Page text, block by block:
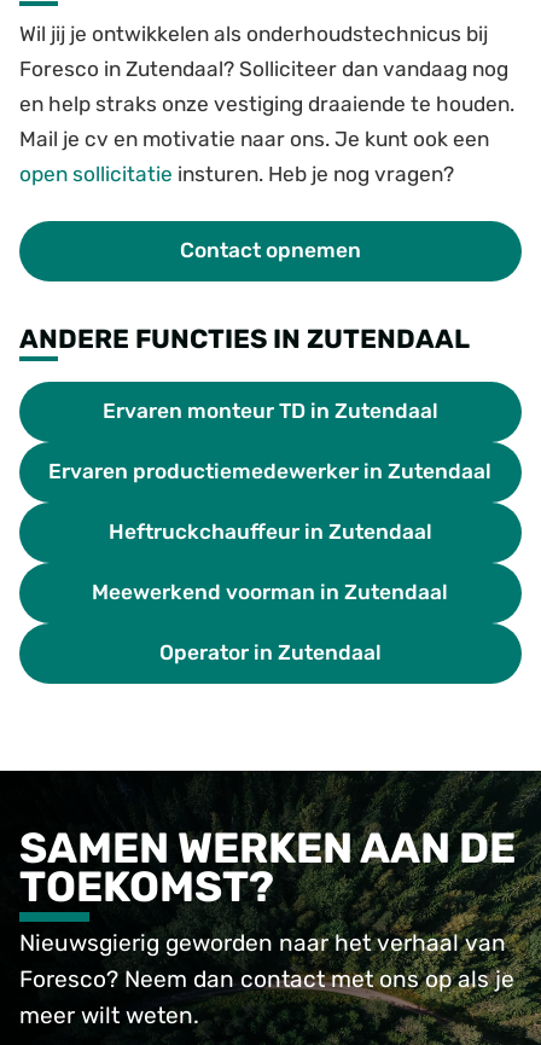
Wil jij je ontwikkelen als onderhoudstechnicus bij
Foresco in Zutendaal? Solliciteer dan vandaag nog
en help straks onze vestiging draaiende te houden.
Mail je cv en motivatie naar ons. Je kunt ook een
open sollicitatie insturen. Heb je nog vragen?
Contact opnemen
ANDERE FUNCTIES IN ZUTENDAAL
Ervaren monteur TD in Zutendaal
Ervaren productiemedewerker in Zutendaal
Heftruckchauffeur in Zutendaal
Meewerkend voorman in Zutendaal
Operator in Zutendaal
SAMEN WERKEN AAN DE
TOEKOMST?
Nieuwsgierig geworden naar het verhaal van
Foresco? Neem dan contact met ons op als je
meer wilt weten.